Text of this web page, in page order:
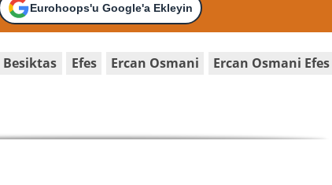
Eurohoops'u Google'a Ekleyin
Besiktas Efes Ercan Osmani
Ercan Osmani Efes